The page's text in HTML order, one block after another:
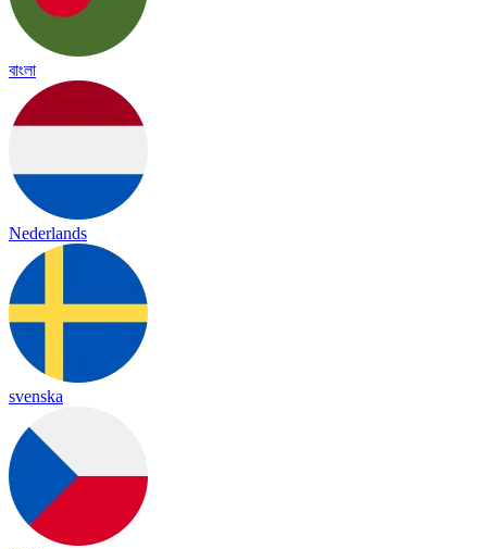
বাংলা
Nederlands
svenska